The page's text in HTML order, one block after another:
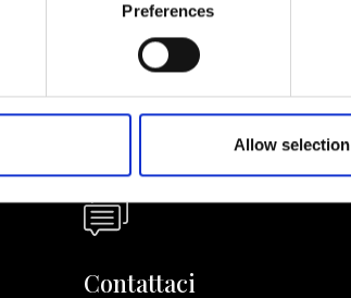
Preferences
Allow selection
Contattaci